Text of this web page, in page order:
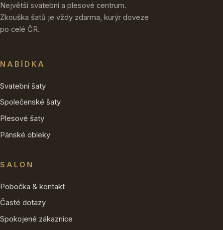
Největší svatební a plesové centrum.
Zkouška šatů je vždy zdarma, kurýr doveze
po celé ČR.
NABÍDKA
Svatební šaty
Společenské šaty
Plesové šaty
Pánské obleky
SALON
Pobočka & kontakt
Časté dotazy
Spokojené zákaznice